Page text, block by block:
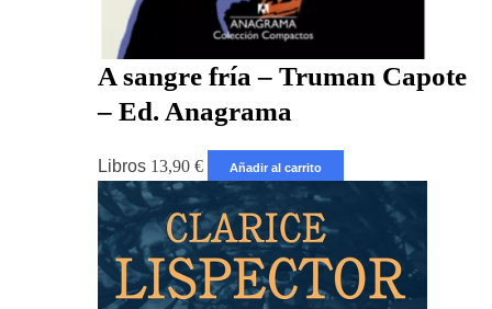
A sangre fría – Truman Capote
– Ed. Anagrama
Libros 13,90€ Añadir al carrito